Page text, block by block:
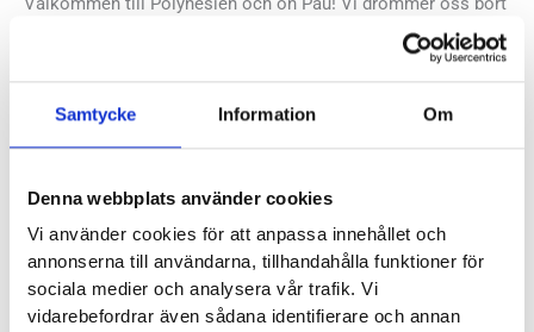
Samtycke Information Om
Denna webbplats använder cookies
Vi använder cookies för att anpassa innehållet och
annonserna till användarna, tillhandahålla funktioner för
sociala medier och analysera vår trafik. Vi
vidarebefordrar även sådana identifierare och annan
till varmare breddgrader, tropiska öar och färggranna
blommor. Men inser i samma stund som vi släpper blicken
kvar på fel sida ekvatorn. Inget fel med det. På med
hawaiiskjorta så ska du se att sommarhumöret är på topp.
Höger- vänstersydda.
Förstärkt över tå och häl.